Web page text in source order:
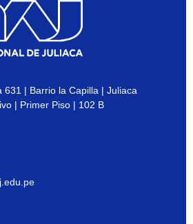
631 | Barrio la Capilla | Juliaca
| Primer Piso | 102 B